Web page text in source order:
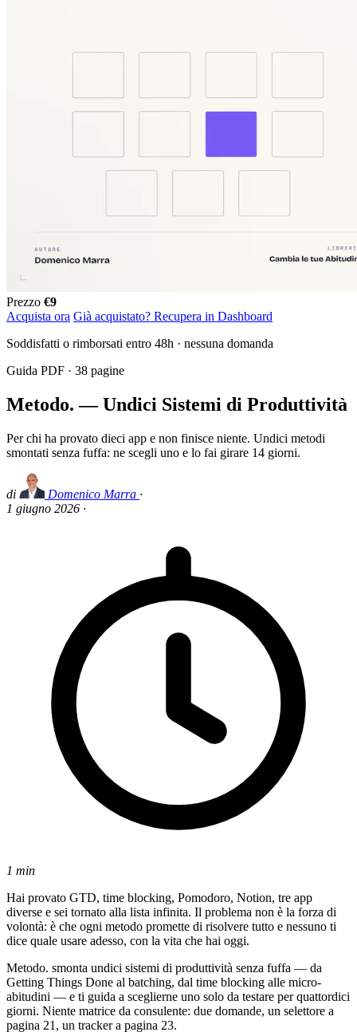
Prezzo €9
Acquista ora Già acquistato? Recupera in Dashboard
Soddisfatti o rimborsati entro 48h · nessuna domanda
Guida PDF · 38 pagine
Metodo. — Undici Sistemi di Produttività
Per chi ha provato dieci app e non finisce niente. Undici metodi
smontati senza fuffa: ne scegli uno e lo fai girare 14 giorni.
di Domenico Marra ·
1 giugno 2026 ·
1 min
Hai provato GTD, time blocking, Pomodoro, Notion, tre app
diverse e sei tornato alla lista infinita. Il problema non è la forza di
volontà: è che ogni metodo promette di risolvere tutto e nessuno ti
dice quale usare adesso, con la vita che hai oggi.
Metodo. smonta undici sistemi di produttività senza fuffa — da
Getting Things Done al batching, dal time blocking alle micro-
abitudini — e ti guida a sceglierne uno solo da testare per quattordici
giorni. Niente matrice da consulente: due domande, un selettore a
pagina 21, un tracker a pagina 23.